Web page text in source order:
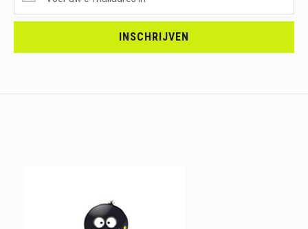
ONTVANGEN?
<br>SCHRIJF
INSCHRIJVEN